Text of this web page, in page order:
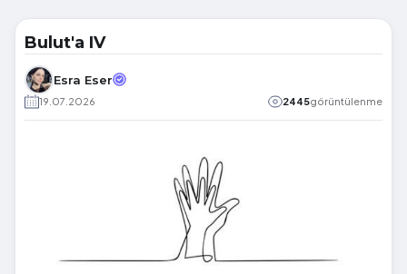
Bulut'a IV
Esra Eser
19.07.2026 2445görüntülenme